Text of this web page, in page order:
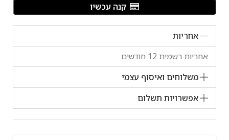
קנה עכשיו
אחריות
אחריות רשמית 12 חודשים
משלוחים ואיסוף עצמי
אפשרויות תשלום